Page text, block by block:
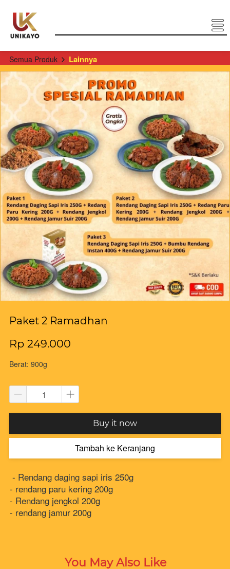
Semua Produk Lainnya
Paket 2 Ramadhan
Rp 249.000
Berat: 900g
`Buy it now
`
Tambah ke Keranjang
- Rendang daging sapi iris 250g
- rendang paru kering 200g
- Rendang jengkol 200g
- rendang jamur 200g
You May Also Like